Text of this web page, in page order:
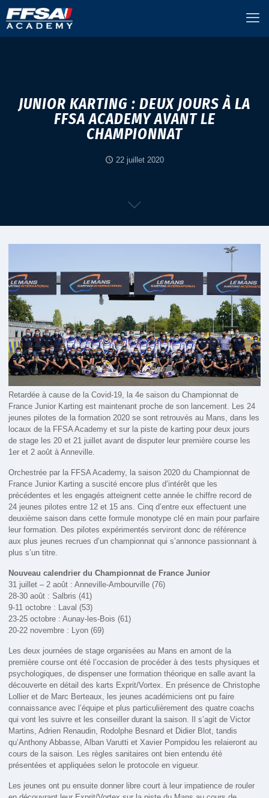
JUNIOR KARTING : DEUX JOURS À LA
FFSA ACADEMY AVANT LE
CHAMPIONNAT
22 juillet 2020
Retardée à cause de la Covid-19, la 4e saison du Championnat de
France Junior Karting est maintenant proche de son lancement. Les 24
jeunes pilotes de la formation 2020 se sont retrouvés au Mans, dans les
locaux de la FFSA Academy et sur la piste de karting pour deux jours
de stage les 20 et 21 juillet avant de disputer leur première course les
1er et 2 août à Anneville.
Orchestrée par la FFSA Academy, la saison 2020 du Championnat de
France Junior Karting a suscité encore plus d’intérêt que les
précédentes et les engagés atteignent cette année le chiffre record de
24 jeunes pilotes entre 12 et 15 ans. Cinq d’entre eux effectuent une
deuxième saison dans cette formule monotype clé en main pour parfaire
leur formation. Des pilotes expérimentés serviront donc de référence
aux plus jeunes recrues d’un championnat qui s’annonce passionnant à
plus s’un titre.
Nouveau calendrier du Championnat de France Junior
31 juillet – 2 août : Anneville-Ambourville (76)
28-30 août : Salbris (41)
9-11 octobre : Laval (53)
23-25 octobre : Aunay-les-Bois (61)
20-22 novembre : Lyon (69)
Les deux journées de stage organisées au Mans en amont de la
première course ont été l’occasion de procéder à des tests physiques et
psychologiques, de dispenser une formation théorique en salle avant la
découverte en détail des karts Exprit/Vortex. En présence de Christophe
Lollier et de Marc Berteaux, les jeunes académiciens ont pu faire
connaissance avec l’équipe et plus particulièrement des quatre coachs
qui vont les suivre et les conseiller durant la saison. Il s’agit de Victor
Martins, Adrien Renaudin, Rodolphe Besnard et Didier Blot, tandis
qu’Anthony Abbasse, Alban Varutti et Xavier Pompidou les relaieront au
cours de la saison. Les règles sanitaires ont bien entendu été
présentées et appliquées selon le protocole en vigueur.
Les jeunes ont pu ensuite donner libre court à leur impatience de rouler